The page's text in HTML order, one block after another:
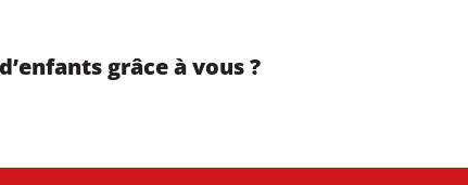
grâce à vous ?